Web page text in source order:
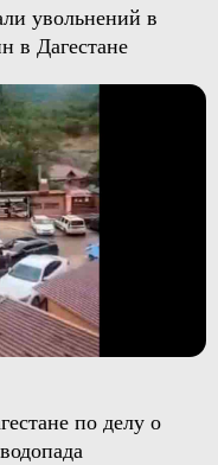
увольнений в
в Дагестане
по делу о